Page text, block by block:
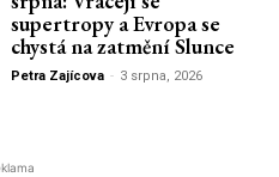
supertropy a Evropa se
chystá na zatmění Slunce
Petra Zajícova - 3 srpna, 2026